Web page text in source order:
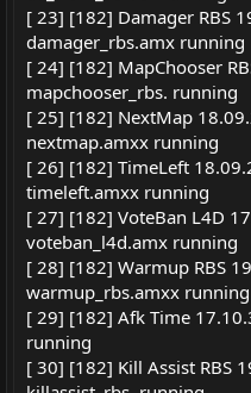
[ 23] [182] Damager RBS
damager_rbs.amx running
[ 24] [182] MapChooser
mapchooser_rbs. running
[ 25] [182] NextMap
nextmap.amxx running
[ 26] [182] TimeLeft
timeleft.amxx running
[ 27] [182] VoteBan L4D
voteban_l4d.amx running
[ 28] [182] Warmup RBS
warmup_rbs.amxx running
[ 29] [182] Afk Time
running
[ 30] [182] Kill Assist RBS